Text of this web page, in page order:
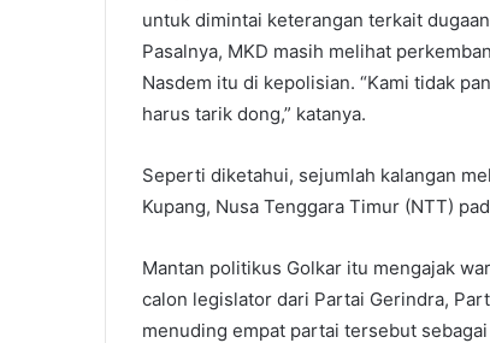
untuk dimintai keterangan terkait
Pasalnya, MKD masih melihat
Nasdem itu di kepolisian. “Kami tidak
harus tarik dong,” katanya.
Seperti diketahui, sejumlah kalangan
Kupang, Nusa Tenggara Timur (NTT)
Mantan politikus Golkar itu mengajak
calon legislator dari Partai Gerindra,
menuding empat partai tersebut